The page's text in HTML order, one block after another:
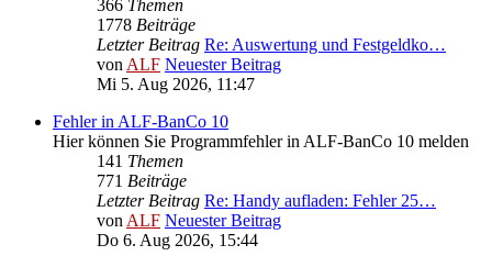
366 Themen
1778 Beiträge
Letzter Beitrag Re: Auswertung und Festgeldko…
vonALF Neuester Beitrag
Mi 5. Aug 2026, 11:47
Fehler in ALF-BanCo 10
Hier können Sie Programmfehler in ALF-BanCo 10 melden
141 Themen
771 Beiträge
Letzter Beitrag Re: Handy aufladen: Fehler 25…
vonALF Neuester Beitrag
Do 6. Aug 2026, 15:44